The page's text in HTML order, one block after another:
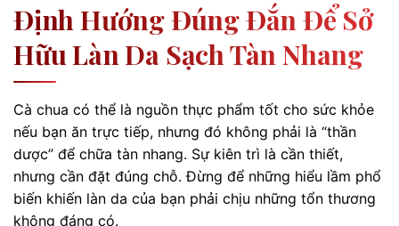
Định Hướng Đúng Đắn Để Sở
Hữu Làn Da Sạch Tàn Nhang
Cà chua có thể là nguồn thực phẩm tốt cho sức khỏe
nếu bạn ăn trực tiếp, nhưng đó không phải là “thần
dược” để chữa tàn nhang. Sự kiên trì là cần thiết,
nhưng cần đặt đúng chỗ. Đừng để những hiểu lầm phổ
biến khiến làn da của bạn phải chịu những tổn thương
không đáng có.